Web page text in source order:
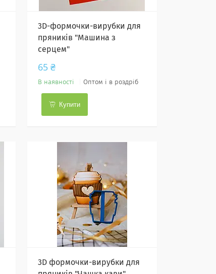
3D-формочки-вирубки для
пряників "Машина з
серцем"
65 ₴
В наявності Оптом і в роздріб
Купити
3D формочки-вирубки для